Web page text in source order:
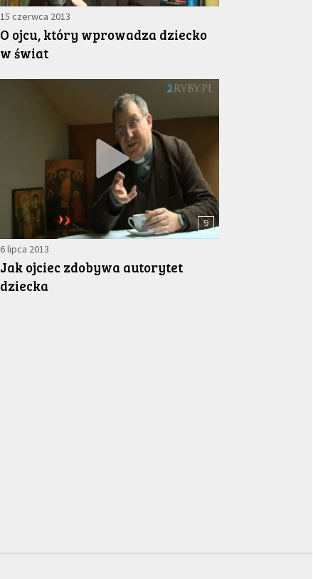
15 czerwca 2013
O ojcu, który wprowadza dziecko
w świat
9
6 lipca 2013
Jak ojciec zdobywa autorytet
dziecka